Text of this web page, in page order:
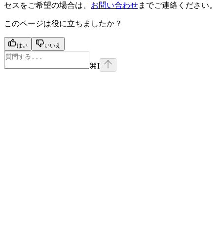
セスをご希望の場合は、 お問い合わせまでご連絡ください。
このページは役に立ちましたか？
はい いいえ
⌘I